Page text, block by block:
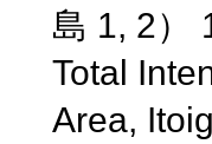
島 1, 2）
Total
Area,